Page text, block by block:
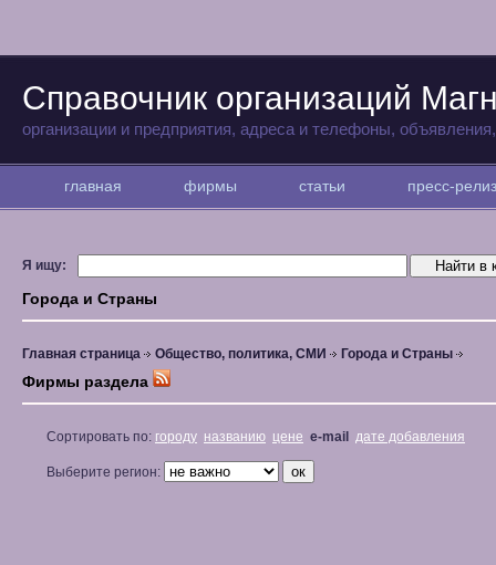
Справочник организаций
организации и предприятия, адреса и телефоны,
главная фирмы статьи пресс-
Я ищу:
Города и Страны
Главная страница Общество, политика, СМИ Города и Страны
Фирмы раздела
Сортировать по: городу названию цене e-mail дате добавления
Выберите регион: